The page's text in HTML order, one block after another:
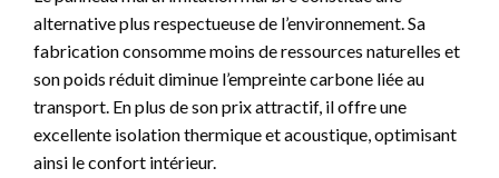
alternative plus respectueuse de l’environnement. Sa
fabrication consomme moins de ressources naturelles et
son poids réduit diminue l’empreinte carbone liée au
transport. En plus de son prix attractif, il offre une
excellente isolation thermique et acoustique, optimisant
ainsi le confort intérieur.